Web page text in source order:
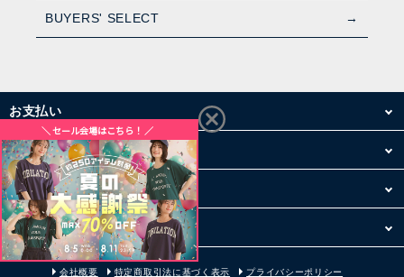
BUYERS' SELECT
お支払い
配送・送料
お買い物について
その他
会社概要 特定商取引法に基づく表示 プライバシーポリシー